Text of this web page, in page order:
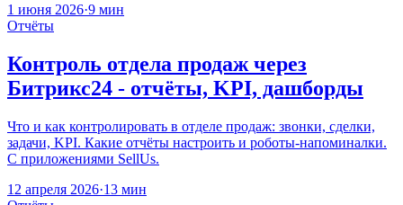
1 июня 2026·9 мин
Отчёты
Контроль отдела продаж через
Битрикс24 - отчёты, KPI, дашборды
Что и как контролировать в отделе продаж: звонки, сделки,
задачи, KPI. Какие отчёты настроить и роботы-напоминалки.
С приложениями SellUs.
12 апреля 2026·13 мин